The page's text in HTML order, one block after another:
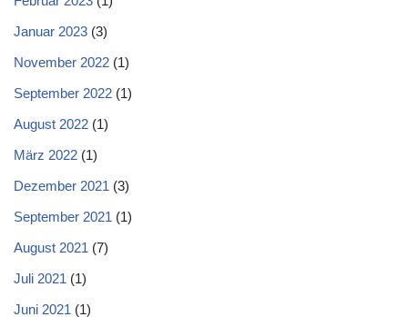
Januar 2023 (3)
November 2022 (1)
September 2022 (1)
August 2022 (1)
März 2022 (1)
Dezember 2021 (3)
September 2021 (1)
August 2021 (7)
Juli 2021 (1)
Juni 2021 (1)